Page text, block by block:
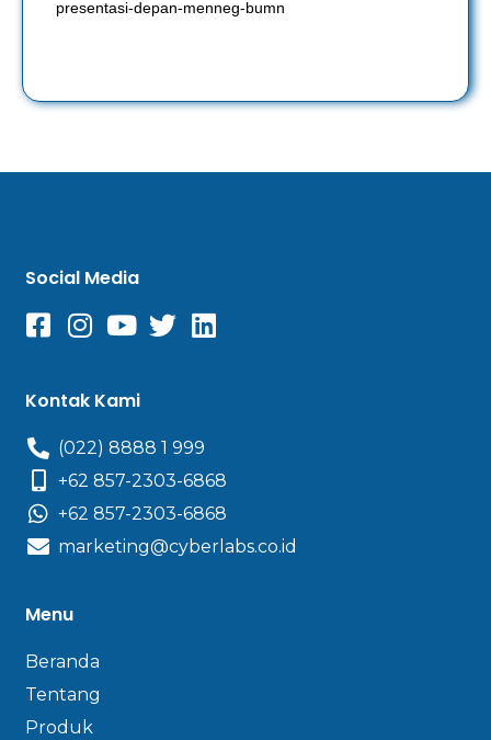
presentasi-depan-menneg-bumn
Social Media
Kontak Kami
(022) 8888 1 999
+62 857-2303-6868
+62 857-2303-6868
marketing@cyberlabs.co.id
Menu
Beranda
Tentang
Produk